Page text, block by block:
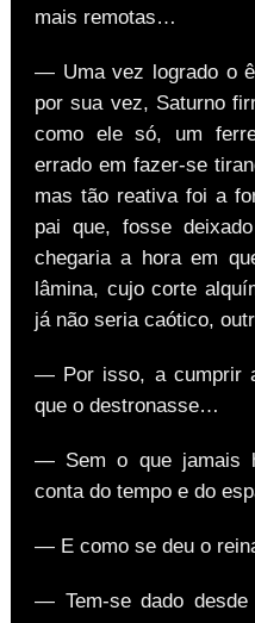
mais remotas…
— Uma vez logrado o
por sua vez, Saturno
como ele só, um
errado em fazer-se
mas tão reativa foi a
pai que, fosse
chegaria a hora em
lâmina, cujo corte
já não seria caótico,
— Por isso, a cumprir
que o destronasse…
— Sem o que jamais
conta do tempo e do
— E como se deu o
— Tem-se dado desde